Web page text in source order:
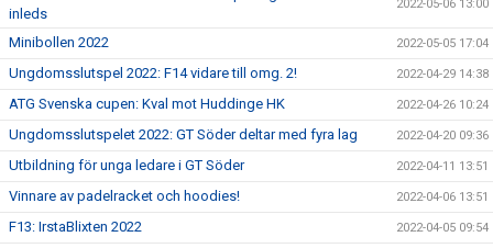
inleds
2022-05-06 13:00
Minibollen 2022 2022-05-05 17:04
Ungdomsslutspel 2022: F14 vidare till omg. 2! 2022-04-29 14:38
ATG Svenska cupen: Kval mot Huddinge HK 2022-04-26 10:24
Ungdomsslutspelet 2022: GT Söder deltar med fyra lag 2022-04-20 09:36
Utbildning för unga ledare i GT Söder 2022-04-11 13:51
Vinnare av padelracket och hoodies! 2022-04-06 13:51
F13: IrstaBlixten 2022 2022-04-05 09:54